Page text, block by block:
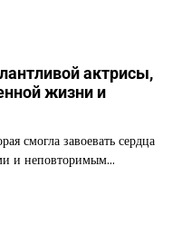
актрисы,
жизни и
смогла завоевать сердца
и неповторимым…